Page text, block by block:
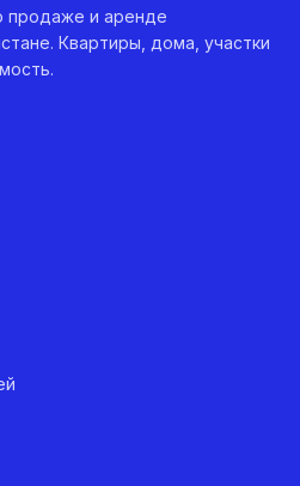
продаже и аренде
Квартиры, дома, участки